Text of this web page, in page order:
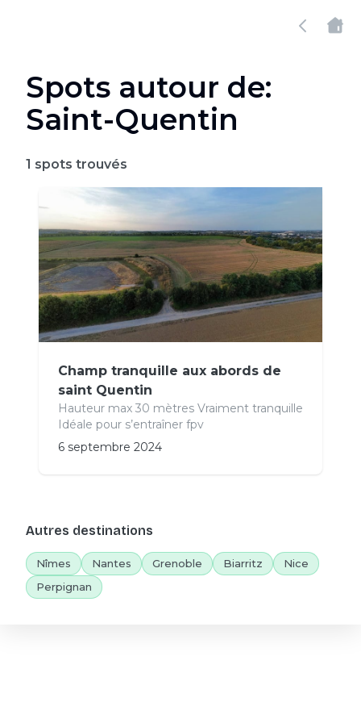
Spots autour de:
Saint-Quentin
1 spots trouvés
Champ tranquille aux abords de
saint Quentin
Hauteur max 30 mètres Vraiment tranquille
Idéale pour s’entraîner fpv
6 septembre 2024
Autres destinations
Nîmes Nantes Grenoble Biarritz
Nice
Perpignan